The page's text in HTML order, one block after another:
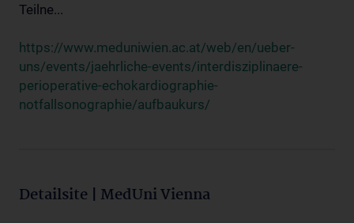
Teilne...
https://www.meduniwien.ac.at/web/en/ueber-
uns/events/jaehrliche-events/interdisziplinaere-
perioperative-echokardiographie-
notfallsonographie/aufbaukurs/
Detailsite | MedUni Vienna